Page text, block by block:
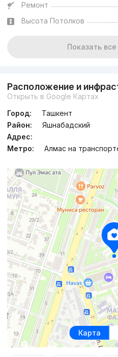
Ремонт
Высота Потолков
Показать
Расположение и
Открыть в Google Картах
Город:
Ташкент
Район:
Яшнабадский
Адрес:
Метро:
Алмас на
Карта